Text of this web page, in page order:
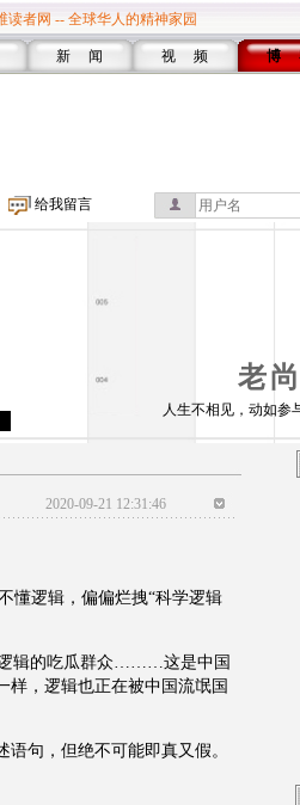
读者网 -- 全球华人的精神家园
新 闻 视 频 博
给我留言
老
人生不相见，动如参
2020-09-21 12:31:46
懂逻辑，偏偏烂拽“科学逻辑
逻辑的吃瓜群众………这是中国
样，逻辑也正在被中国流氓国
句，但绝不可能即真又假。